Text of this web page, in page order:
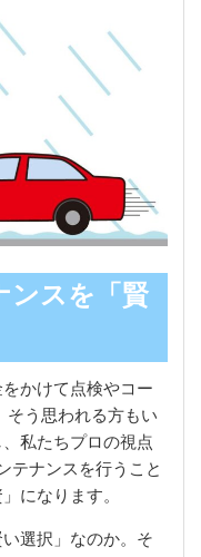
ンスを「賢
かけて点検やコー
そう思われる方もい
私たちプロの視点
テナンスを行うこと
になります。
選択」なのか。そ